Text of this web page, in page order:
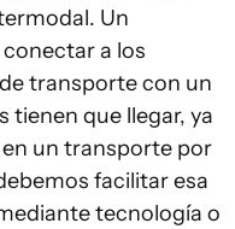
Un
a los
transporte con un
tienen que llegar, ya
un transporte por
facilitar esa
tecnología o